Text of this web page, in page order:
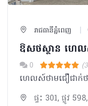
រាជធានីភ្នំពេញ |
ឱសថស្ថាន ហេល
0
ផ្ទះ 301, ផ្លូវ